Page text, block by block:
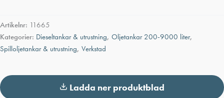
Artikelnr: 11665
Kategorier: Dieseltankar & utrustning, Oljetankar 200-9000 liter,
Spilloljetankar & utrustning, Verkstad
Ladda ner produktblad